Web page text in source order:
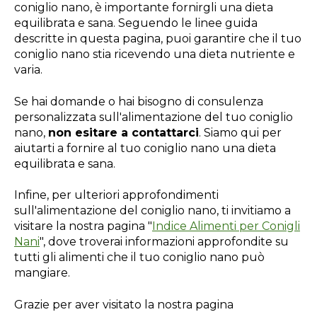
coniglio nano, è importante fornirgli una dieta
equilibrata e sana. Seguendo le linee guida
descritte in questa pagina, puoi garantire che il tuo
coniglio nano stia ricevendo una dieta nutriente e
varia.
Se hai domande o hai bisogno di consulenza
personalizzata sull'alimentazione del tuo coniglio
nano, non esitare a contattarci. Siamo qui per
aiutarti a fornire al tuo coniglio nano una dieta
equilibrata e sana.
Infine, per ulteriori approfondimenti
sull'alimentazione del coniglio nano, ti invitiamo a
visitare la nostra pagina " Indice Alimenti per Conigli
Nani", dove troverai informazioni approfondite su
tutti gli alimenti che il tuo coniglio nano può
mangiare.
Grazie per aver visitato la nostra pagina